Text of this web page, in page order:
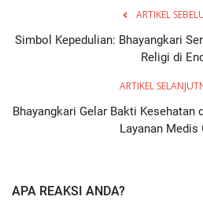
ARTIKEL
Simbol Kepedulian: Bhayangkari
Religi di
ARTIKEL
Bhayangkari Gelar Bakti Kesehatan
Layanan Medis
APA REAKSI ANDA?